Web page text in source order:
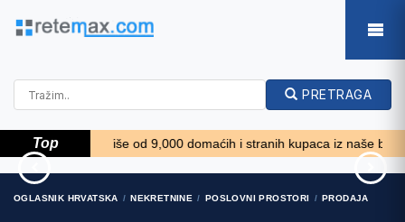
PRETRAGA
Top Više od 9,000 domaćih i stranih kupaca iz naše baze
2004
9.350 EUR
OGLASNIK HRVATSKA NEKRETNINE POSLOVNI PROSTORI PRODAJA